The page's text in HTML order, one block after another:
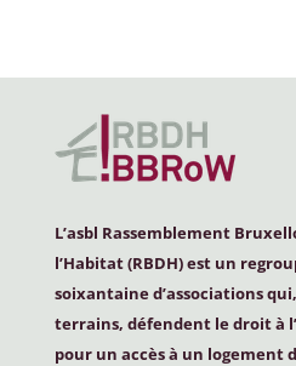
L’asbl Rassemblement
l’Habitat (RBDH) est un
soixantaine d’associations
terrains, défendent le droit à
pour un accès à un logement